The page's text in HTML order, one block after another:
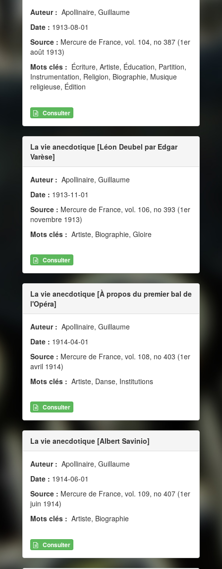
Auteur : Apollinaire, Guillaume
Date : 1913-08-01
Source : Mercure de France, vol. 104, no 387 (1er
août 1913)
Mots clés : Écriture, Artiste, Éducation, Partition,
Instrumentation, Religion, Biographie, Musique
religieuse, Édition
Consulter
La vie anecdotique [Léon Deubel par Edgar
Varèse]
Auteur : Apollinaire, Guillaume
Date : 1913-11-01
Source : Mercure de France, vol. 106, no 393 (1er
novembre 1913)
Mots clés : Artiste, Biographie, Gloire
Consulter
La vie anecdotique [À propos du premier bal de
l'Opéra]
Auteur : Apollinaire, Guillaume
Date : 1914-04-01
Source : Mercure de France, vol. 108, no 403 (1er
avril 1914)
Mots clés : Artiste, Danse, Institutions
Consulter
La vie anecdotique [Albert Savinio]
Auteur : Apollinaire, Guillaume
Date : 1914-06-01
Source : Mercure de France, vol. 109, no 407 (1er
juin 1914)
Mots clés : Artiste, Biographie
Consulter